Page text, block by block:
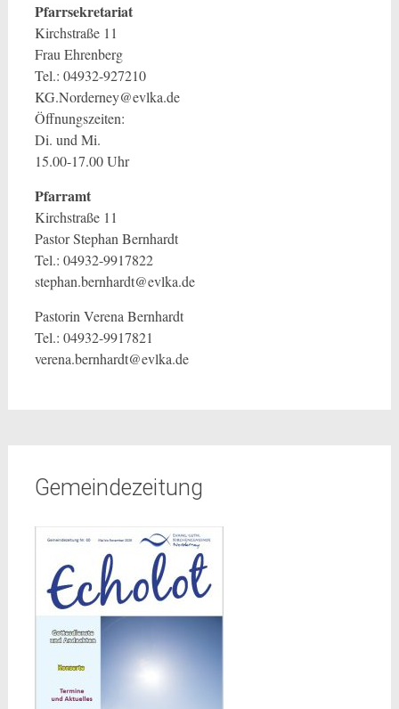
Pfarrsekretariat
Kirchstraße 11
Frau Ehrenberg
Tel.: 04932-927210
KG.Norderney@evlka.de
Öffnungszeiten:
Di. und Mi.
15.00-17.00 Uhr
Pfarramt
Kirchstraße 11
Pastor Stephan Bernhardt
Tel.: 04932-9917822
stephan.bernhardt@evlka.de
Pastorin Verena Bernhardt
Tel.: 04932-9917821
verena.bernhardt@evlka.de
Gemeindezeitung